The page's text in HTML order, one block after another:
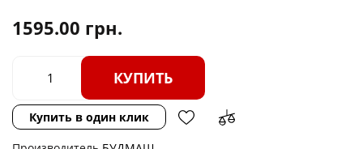
1595.00 грн.
КУПИТЬ
Купить в один клик